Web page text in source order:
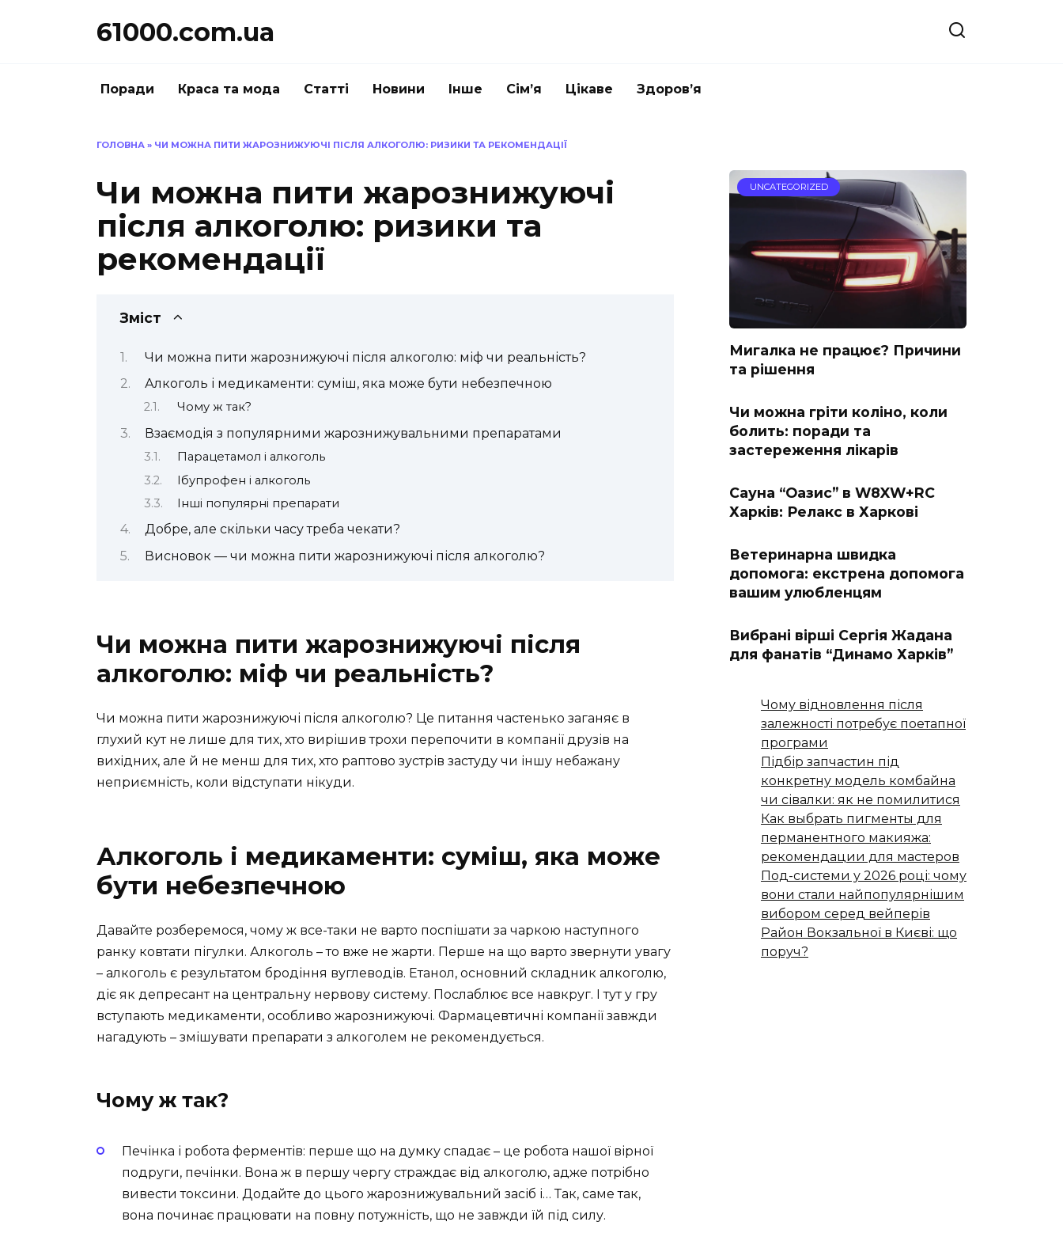
61000.com.ua
Поради Краса та мода Статті Новини Інше Сім’я Цікаве Здоров’я
ГОЛОВНА » ЧИ МОЖНА ПИТИ ЖАРОЗНИЖУЮЧІ ПІСЛЯ АЛКОГОЛЮ: РИЗИКИ ТА РЕКОМЕНДАЦІЇ
Чи можна пити жарознижуючі
після алкоголю: ризики та
рекомендації
Зміст
Чи можна пити жарознижуючі після алкоголю: міф чи реальність?
Алкоголь і медикаменти: суміш, яка може бути небезпечною
Чому ж так?
Взаємодія з популярними жарознижувальними препаратами
Парацетамол і алкоголь
Ібупрофен і алкоголь
Інші популярні препарати
Добре, але скільки часу треба чекати?
Висновок — чи можна пити жарознижуючі після алкоголю?
Чи можна пити жарознижуючі після
алкоголю: міф чи реальність?
Чи можна пити жарознижуючі після алкоголю? Це питання частенько заганяє в
глухий кут не лише для тих, хто вирішив трохи перепочити в компанії друзів на
вихідних, але й не менш для тих, хто раптово зустрів застуду чи іншу небажану
неприємність, коли відступати нікуди.
Алкоголь і медикаменти: суміш, яка може
бути небезпечною
Давайте розберемося, чому ж все-таки не варто поспішати за чаркою наступного
ранку ковтати пігулки. Алкоголь – то вже не жарти. Перше на що варто звернути увагу
– алкоголь є результатом бродіння вуглеводів. Етанол, основний складник алкоголю,
діє як депресант на центральну нервову систему. Послаблює все навкруг. І тут у гру
вступають медикаменти, особливо жарознижуючі. Фармацевтичні компанії завжди
нагадують – змішувати препарати з алкоголем не рекомендується.
Чому ж так?
Печінка і робота ферментів: перше що на думку спадає – це робота нашої вірної
подруги, печінки. Вона ж в першу чергу страждає від алкоголю, адже потрібно
вивести токсини. Додайте до цього жарознижувальний засіб і… Так, саме так,
вона починає працювати на повну потужність, що не завжди їй під силу.
UNCATEGORIZED
Мигалка не працює? Причини
та рішення
Чи можна гріти коліно, коли
болить: поради та
застереження лікарів
Сауна “Оазис” в W8XW+RC
Харків: Релакс в Харкові
Ветеринарна швидка
допомога: екстрена допомога
вашим улюбленцям
Вибрані вірші Сергія Жадана
для фанатів “Динамо Харків”
Чому відновлення після
залежності потребує поетапної
програми
Підбір запчастин під
конкретну модель комбайна
чи сівалки: як не помилитися
Как выбрать пигменты для
перманентного макияжа:
рекомендации для мастеров
Под-системи у 2026 році: чому
вони стали найпопулярнішим
вибором серед вейперів
Район Вокзальної в Києві: що
поруч?